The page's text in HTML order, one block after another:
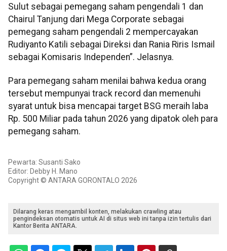
Sulut sebagai pemegang saham pengendali 1 dan
Chairul Tanjung dari Mega Corporate sebagai
pemegang saham pengendali 2 mempercayakan
Rudiyanto Katili sebagai Direksi dan Rania Riris Ismail
sebagai Komisaris Independen”. Jelasnya.
Para pemegang saham menilai bahwa kedua orang
tersebut mempunyai track record dan memenuhi
syarat untuk bisa mencapai target BSG meraih laba
Rp. 500 Miliar pada tahun 2026 yang dipatok oleh para
pemegang saham.
Pewarta: Susanti Sako
Editor: Debby H. Mano
Copyright © ANTARA GORONTALO 2026
Dilarang keras mengambil konten, melakukan crawling atau
pengindeksan otomatis untuk AI di situs web ini tanpa izin tertulis dari
Kantor Berita ANTARA.